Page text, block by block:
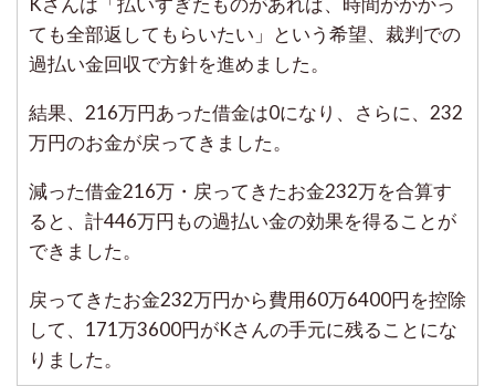
ても全部返してもらいたい」という希望、裁判での
過払い金回収で方針を進めました。
結果、216万円あった借金は0になり、さらに、232
万円のお金が戻ってきました。
減った借金216万・戻ってきたお金232万を合算す
ると、計446万円もの過払い金の効果を得ることが
できました。
戻ってきたお金232万円から費用60万6400円を控除
して、171万3600円がKさんの手元に残ることにな
りました。